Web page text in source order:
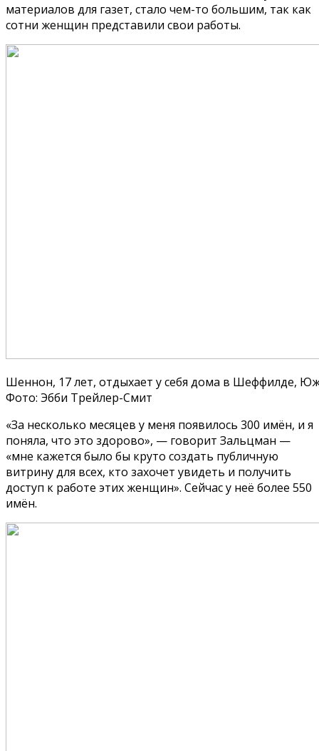
материалов для газет, стало чем-то большим, так как
сотни женщин представили свои работы.
Шеннон, 17 лет, отдыхает у себя дома в Шеффилде,
Фото: Эбби Трейлер-Смит
«За несколько месяцев у меня появилось 300 имён, и я
поняла, что это здорово», — говорит Зальцман —
«мне кажется было бы круто создать публичную
витрину для всех, кто захочет увидеть и получить
доступ к работе этих женщин». Сейчас у неё более 550
имён.